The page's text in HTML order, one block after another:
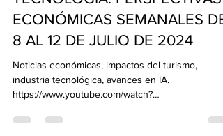
albioh1
15 jul 2024
2 min de lectura
CUENTOS DE TURISMO Y